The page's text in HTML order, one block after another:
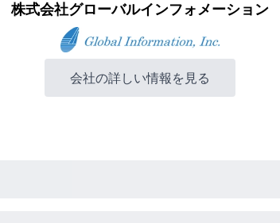
株式会社グローバルインフォメーション
会社の詳しい情報を見る